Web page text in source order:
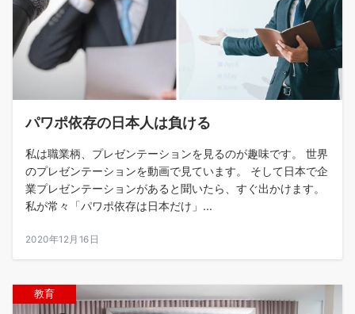
パワポ依存の日本人は負ける
私は職業柄、プレゼンテーションを見るのが趣味です。 世界
のプレゼンテーションを動画で見ています。 そして日本で企
業プレゼンテーションがあると聞いたら、すぐ出かけます。
私が常々「パワポ依存は日本だけ」...
2020年12月16日
教育